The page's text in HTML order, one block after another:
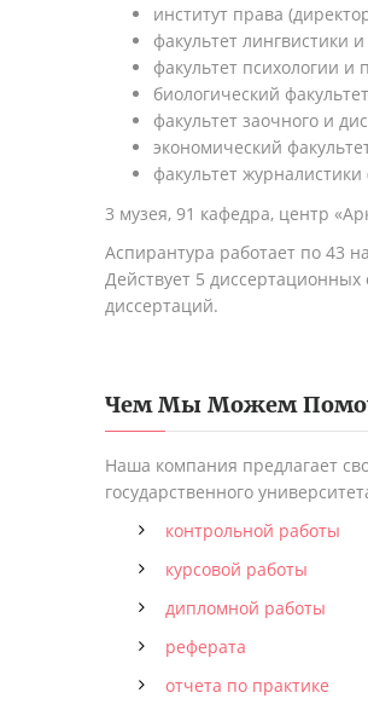
институт права
факультет лингвистики
факультет психологии
биологический
факультет заочного и
экономический
факультет
3 музея, 91 кафедра, центр
Аспирантура работает по 43
Действует 5 диссертационных
диссертаций.
Чем Мы Можем
Наша компания предлагает
государственного
контрольной работы
курсовой работы
дипломной работы
реферата
отчета по практике